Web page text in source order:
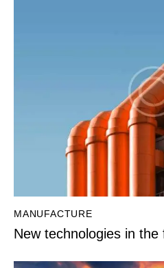
MANUFACTURE
New technologies in